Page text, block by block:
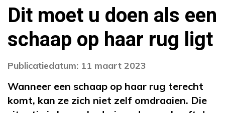
Dit moet u doen als een
schaap op haar rug ligt
Publicatiedatum: 11 maart 2023
Wanneer een schaap op haar rug terecht
komt, kan ze zich niet zelf omdraaien. Die